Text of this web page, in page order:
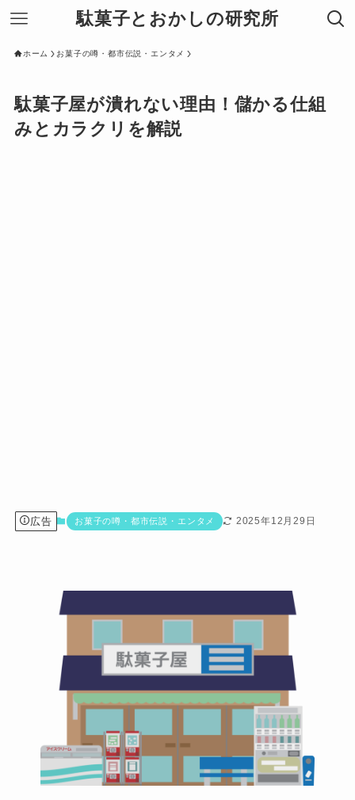
駄菓子とおかしの研究所
ホーム お菓子の噂・都市伝説・エンタメ
駄菓子屋が潰れない理由！儲かる仕組
みとカラクリを解説
広告 お菓子の噂・都市伝説・エンタメ 2025年12月29日